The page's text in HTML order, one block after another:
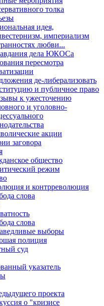
толка
идея,
империализм
любви...
дела ЮКОСа
пересмотра
де-либерализовать
и публичное право
к ужесточению
и уголовно-
акции
заговора
общество
режим
и контрреволюция
слова
слова
выборы
полиция
суд
указатель
проекта
о "кризисе